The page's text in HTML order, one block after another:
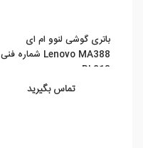
باتری گوشی لنوو ام ای
Lenovo MA388 شماره فنی
BL213
تماس بگیرید